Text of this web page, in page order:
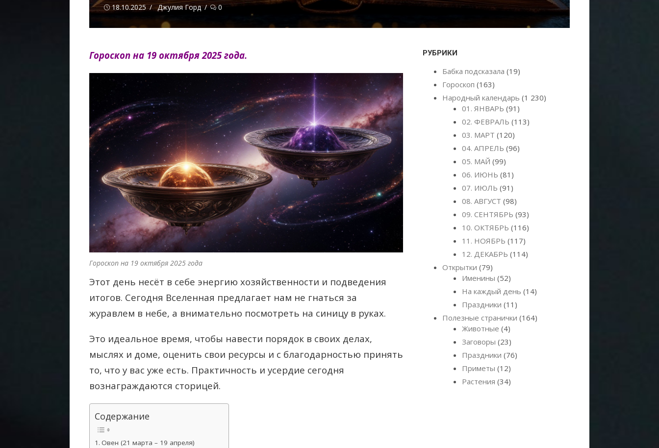
Опубликовано
18.10.2025 Автор
Джулия Горд 0
Гороскоп на 19 октября 2025 года.
Гороскоп на 19 октября 2025 года
Этот день несёт в себе энергию хозяйственности и подведения
итогов. Сегодня Вселенная предлагает нам не гнаться за
журавлем в небе, а внимательно посмотреть на синицу в руках.
Это идеальное время, чтобы навести порядок в своих делах,
мыслях и доме, оценить свои ресурсы и с благодарностью принять
то, что у вас уже есть. Практичность и усердие сегодня
вознаграждаются сторицей.
Содержание
Овен (21 марта – 19 апреля)
РУБРИКИ
Бабка подсказала (19)
Гороскоп (163)
Народный календарь (1 230)
01. ЯНВАРЬ (91)
02. ФЕВРАЛЬ (113)
03. МАРТ (120)
04. АПРЕЛЬ (96)
05. МАЙ (99)
06. ИЮНЬ (81)
07. ИЮЛЬ (91)
08. АВГУСТ (98)
09. СЕНТЯБРЬ (93)
10. ОКТЯБРЬ (116)
11. НОЯБРЬ (117)
12. ДЕКАБРЬ (114)
Открытки (79)
Именины (52)
На каждый день (14)
Праздники (11)
Полезные странички (164)
Животные (4)
Заговоры (23)
Праздники (76)
Приметы (12)
Растения (34)